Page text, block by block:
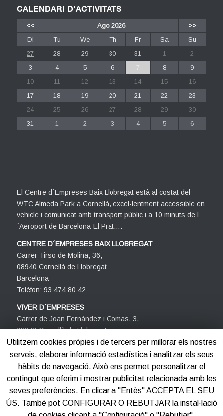
CALENDARI D’ACTIVITATS
<< Ago 2026
>>
Dl
Tu We Th Fr Sa
Su
27
28 29 30 31 1
2
3
4 5 6 7 8
9
10
11 12 13 14 15
16
17
18 19 20 21 22
23
24
25 26 27 28 29
30
31
1 2 3 4 5 6
El Centre d´Empreses Baix Llobregat està al costat del
WTC Almeda Park a Cornellà, excel·lentment accessible en
vehicle i comunicat amb transport públic i a 10 minuts de l
´Aeroport de Barcelona-El Prat….
CENTRE D´EMPRESES BAIX LLOBREGAT
Carrer Tirso de Molina, 36,
08940 Cornellà de Llobregat
Barcelona
Telèfon: 93 474 80 42
VIVER D´EMPRESES
Carrer de Joan Fernàndez i Comas, 3,
08940 Cornellà de Llobregat
Barcelona
Telèfon: 93 474 80 42
Utilitzem cookies pròpies i de tercers per millorar els nostres
serveis, elaborar informació estadística i analitzar els seus
hàbits de navegació. Això ens permet personalitzar el
contingut que oferim i mostrar publicitat relacionada amb les
seves preferències. En clicar a "Entès" ACCEPTA EL SEU
ÚS. També pot CONFIGURAR O REBUTJAR la instal·lació